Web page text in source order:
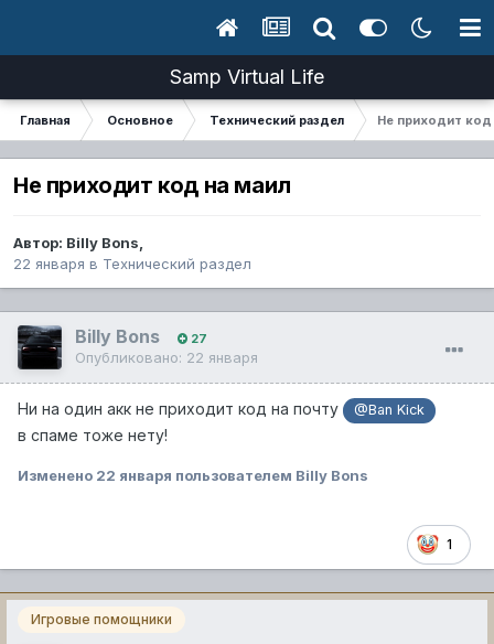
Samp Virtual Life
Главная Основное Технический раздел Не приходит код
Не приходит код на маил
Автор: Billy Bons,
22 января в Технический раздел
Billy Bons 27
Опубликовано: 22 января
Ни на один акк не приходит код на почту @Ban Kick
в спаме тоже нету!
Изменено 22 января пользователем Billy Bons
1
Игровые помощники